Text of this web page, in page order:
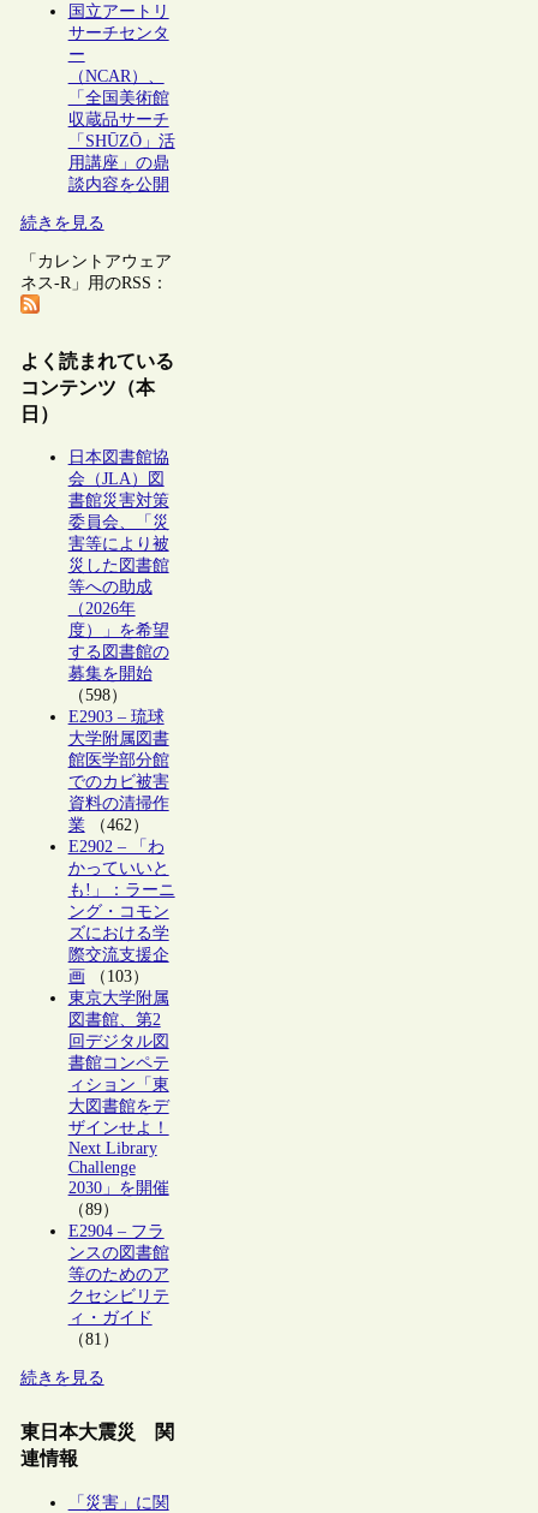
国立アートリ
サーチセンタ
ー
（NCAR）、
「全国美術館
収蔵品サーチ
「SHŪZŌ」活
用講座」の鼎
談内容を公開
続きを見る
「カレントアウェア
ネス-R」用のRSS：
よく読まれている
コンテンツ（本
日）
日本図書館協
会（JLA）図
書館災害対策
委員会、「災
害等により被
災した図書館
等への助成
（2026年
度）」を希望
する図書館の
募集を開始
（598）
E2903 – 琉球
大学附属図書
館医学部分館
でのカビ被害
資料の清掃作
業（462）
E2902 – 「わ
かっていいと
も!」：ラーニ
ング・コモン
ズにおける学
際交流支援企
画 （103）
東京大学附属
図書館、第2
回デジタル図
書館コンペテ
ィション「東
大図書館をデ
ザインせよ！
Next Library
Challenge
2030」を開催
（89）
E2904 – フラ
ンスの図書館
等のためのア
クセシビリテ
ィ・ガイド
（81）
続きを見る
東日本大震災 関
連情報
「災害」に関